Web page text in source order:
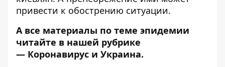
привести к обострению ситуации.
А все материалы по теме эпидемии
читайте в нашей рубрике
— Коронавирус и Украина.